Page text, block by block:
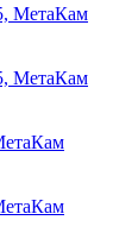
МетаКам
МетаКам